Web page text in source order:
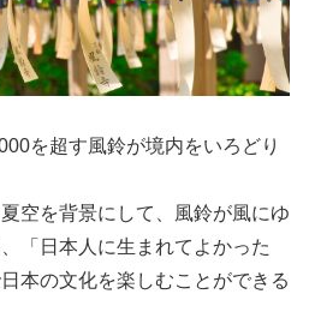
を超す風鈴が境内をいろどり
空を背景にして、風鈴が風にゆ
「日本人に生まれてよかった
本の文化を楽しむことができる